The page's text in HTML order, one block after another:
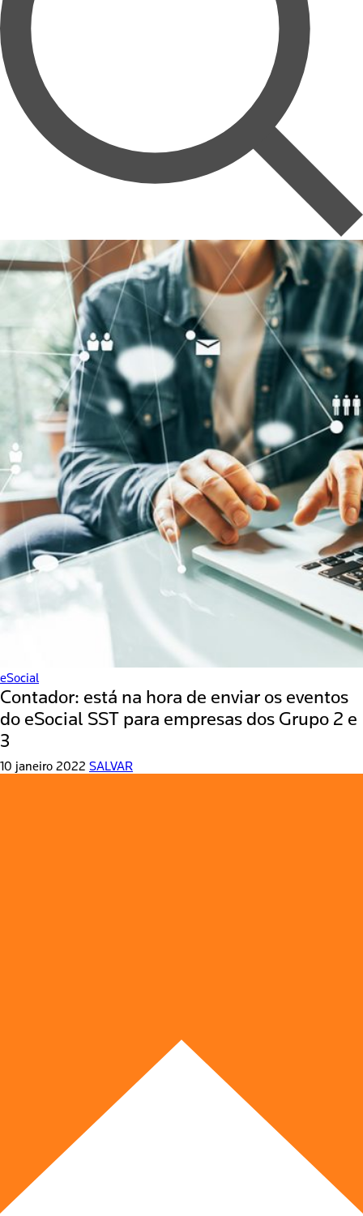
eSocial
Contador: está na hora de enviar os eventos
do eSocial SST para empresas dos Grupo 2 e
3
10 janeiro 2022 SALVAR